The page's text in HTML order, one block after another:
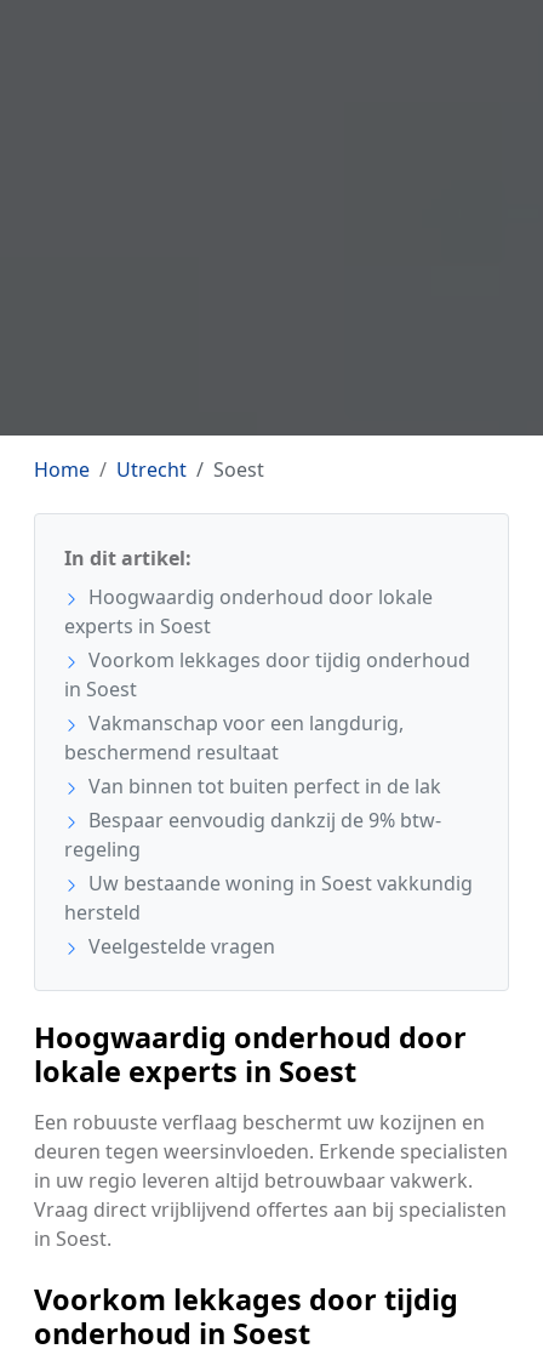
Home Utrecht Soest
In dit artikel:
Hoogwaardig onderhoud door lokale
experts in Soest
Voorkom lekkages door tijdig onderhoud
in Soest
Vakmanschap voor een langdurig,
beschermend resultaat
Van binnen tot buiten perfect in de lak
Bespaar eenvoudig dankzij de 9% btw-
regeling
Uw bestaande woning in Soest vakkundig
hersteld
Veelgestelde vragen
Hoogwaardig onderhoud door
lokale experts in Soest
Een robuuste verflaag beschermt uw kozijnen en
deuren tegen weersinvloeden. Erkende specialisten
in uw regio leveren altijd betrouwbaar vakwerk.
Vraag direct vrijblijvend offertes aan bij specialisten
in Soest.
Voorkom lekkages door tijdig
onderhoud in Soest